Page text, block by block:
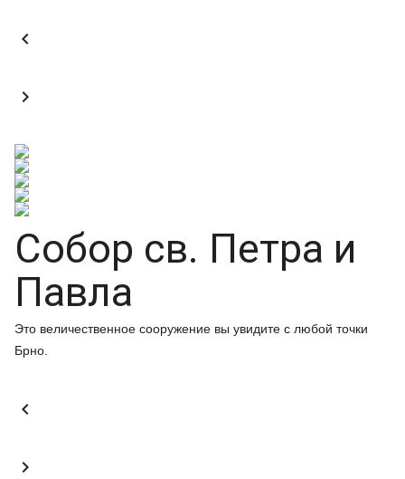


Собор св. Петра и
Павла
Это величественное сооружение вы увидите с любой точки
Брно.

